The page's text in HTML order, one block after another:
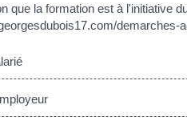
que la formation est à l'initiative